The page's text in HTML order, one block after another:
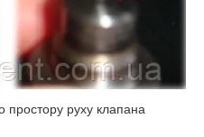
простору руху клапана